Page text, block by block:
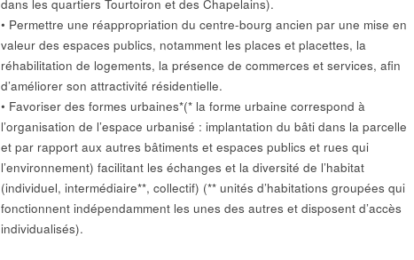
dans les quartiers Tourtoiron et des Chapelains).
• Permettre une réappropriation du centre-bourg ancien par une mise en
valeur des espaces publics, notamment les places et placettes, la
réhabilitation de logements, la présence de commerces et services, afin
d’améliorer son attractivité résidentielle.
• Favoriser des formes urbaines*(* la forme urbaine correspond à
l’organisation de l’espace urbanisé : implantation du bâti dans la parcelle
et par rapport aux autres bâtiments et espaces publics et rues qui
l’environnement) facilitant les échanges et la diversité de l’habitat
(individuel, intermédiaire**, collectif) (** unités d’habitations groupées qui
fonctionnent indépendamment les unes des autres et disposent d’accès
individualisés).